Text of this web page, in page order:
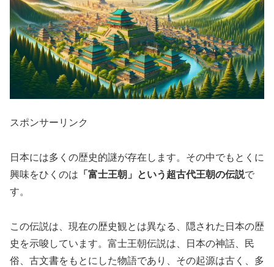
スポンサーリンク
日本には多くの歴史的謎が存在します。その中でもとくに
興味をひくのは 「富士王朝」という超古代王朝の伝説で
す。
この伝説は、現在の歴史観とは異なる、隠された日本の歴
史を示唆しています。富士王朝伝説は、日本の神話、民
俗、古文書をもとにした物語であり、その起源は古く、多